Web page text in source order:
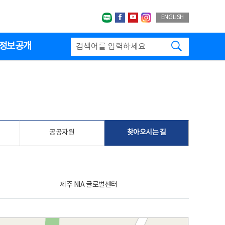
네이버블로그
페이스북
유투브인스타그랩
ENGLISH
보공개
공공자원 찾아오시는 길
제주 NIA 글로벌센터